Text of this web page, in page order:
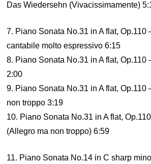
Das Wiedersehn (Vivacissimamente)
7. Piano Sonata No.31 in A flat, Op.110
cantabile molto espressivo 6:15
8. Piano Sonata No.31 in A flat, Op.110
2:00
9. Piano Sonata No.31 in A flat, Op.110
non troppo 3:19
10. Piano Sonata No.31 in A flat,
(Allegro ma non troppo) 6:59
11. Piano Sonata No.14 in C sharp